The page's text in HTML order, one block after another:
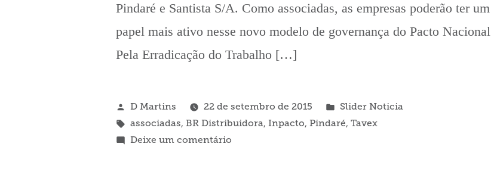
Pindaré e Santista S/A. Como associadas, as empresas poderão ter um
papel mais ativo nesse novo modelo de governança do Pacto Nacional
Pela Erradicação do Trabalho […]
Publicado
por
D Martins 22 de setembro de 2015
Publicado
em
Slider Noticia
Tags:
associadas,BR Distribuidora,Inpacto,Pindaré,Tavex
Deixe um comentário